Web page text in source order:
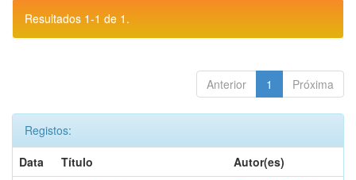
Resultados 1-1 de 1.
Anterior 1 Próxima
Registos:
Data
Título
Autor(es)